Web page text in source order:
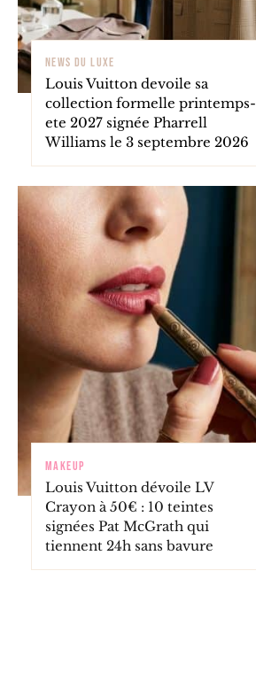
NEWS DU LUXE
Louis Vuitton devoile sa
collection formelle printemps-
ete 2027 signée Pharrell
Williams le 3 septembre 2026
MAKEUP
Louis Vuitton dévoile LV
Crayon à 50€ : 10 teintes
signées Pat McGrath qui
tiennent 24h sans bavure